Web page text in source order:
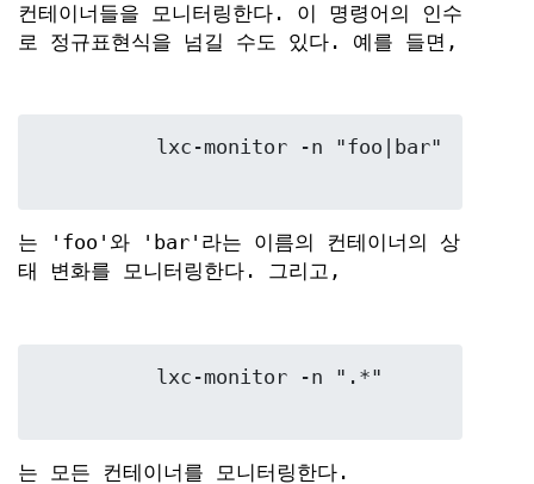
컨테이너들을 모니터링한다. 이 명령어의 인수
로 정규표현식을 넘길 수도 있다. 예를 들면,
는 'foo'와 'bar'라는 이름의 컨테이너의 상
태 변화를 모니터링한다. 그리고,
는 모든 컨테이너를 모니터링한다.